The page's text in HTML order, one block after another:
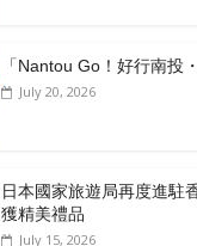
「Nantou Go！好行南投
July 20, 2026
日本國家旅遊局再度進駐
獲精美禮品
July 15, 2026